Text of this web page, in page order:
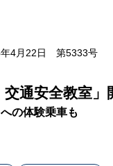
4月22日 第5333号
交通安全教室」
の体験乗車も